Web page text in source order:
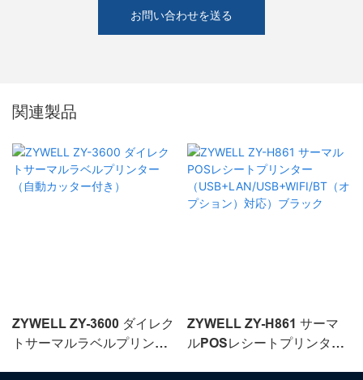
お問い合わせを送る
関連製品
ZYWELL ZY-3600 ダイレク
トサーマルラベルプリンタ
ZYWELL ZY-H861 サーマ
ルPOSレシートプリンター